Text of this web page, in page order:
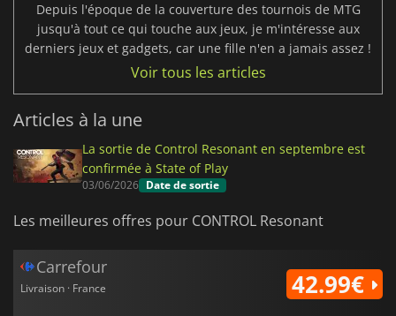
Depuis l'époque de la couverture des tournois de MTG
jusqu'à tout ce qui touche aux jeux, je m'intéresse aux
derniers jeux et gadgets, car une fille n'en a jamais assez !
Voir tous les articles
Articles à la une
La sortie de Control Resonant en septembre est
confirmée à State of Play
03/06/2026 Date de sortie
Les meilleures offres pour CONTROL Resonant
Carrefour
Livraison · France 42.99€